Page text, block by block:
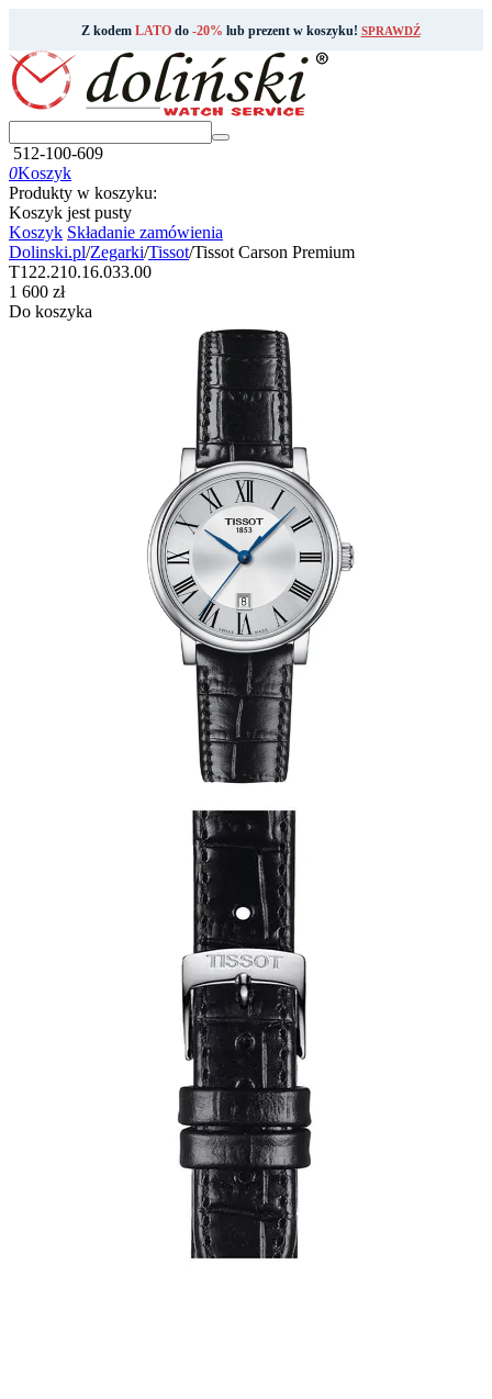
Z kodem LATOdo -20% lub prezent w koszyku! SPRAWDŹ
512-100-609
0Koszyk
Produkty w koszyku:
Koszyk jest pusty
Koszyk Składanie zamówienia
Dolinski.pl/Zegarki/Tissot/Tissot Carson Premium
T122.210.16.033.00
‍1 600‍ zł
Do koszyka